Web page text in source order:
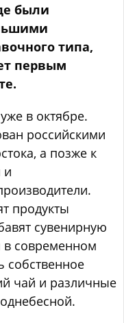
были
типа,
первым
в октябре.
российскими
а позже к
и
продукты
сувенирную
современном
собственное
чай и различные